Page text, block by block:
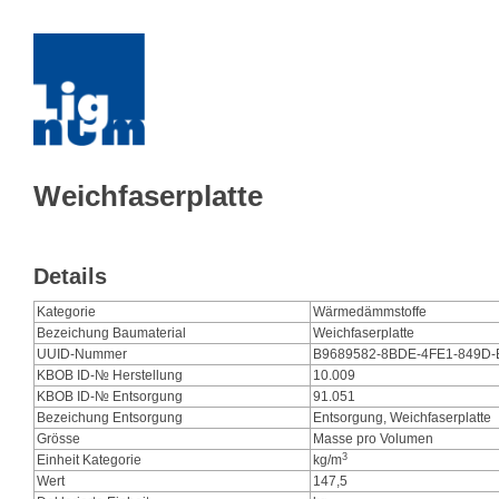
Weichfaserplatte
Details
Kategorie
Wärmedämmstoffe
Bezeichung Baumaterial
Weichfaserplatte
UUID-Nummer
B9689582-8BDE-4FE1-
KBOB ID-№ Herstellung
10.009
KBOB ID-№ Entsorgung
91.051
Bezeichung Entsorgung
Entsorgung, Weichfaserplatte
Grösse
Masse pro Volumen
Einheit Kategorie
kg/m3
Wert
147,5